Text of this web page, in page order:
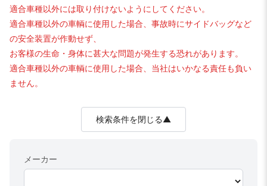
適合車種以外には取り付けないようにしてください。
適合車種以外の車輌に使用した場合、事故時にサイドバッグなど
の安全装置が作動せず、
お客様の生命・身体に甚大な問題が発生する恐れがあります。
適合車種以外の車輌に使用した場合、当社はいかなる責任も負い
ません。
検索条件を閉じる▲
メーカー